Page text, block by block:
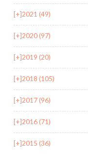
[+]2021 (49)
[+]2020 (97)
[+]2019 (20)
[+]2018 (105)
[+]2017 (96)
[+]2016 (71)
[+]2015 (36)